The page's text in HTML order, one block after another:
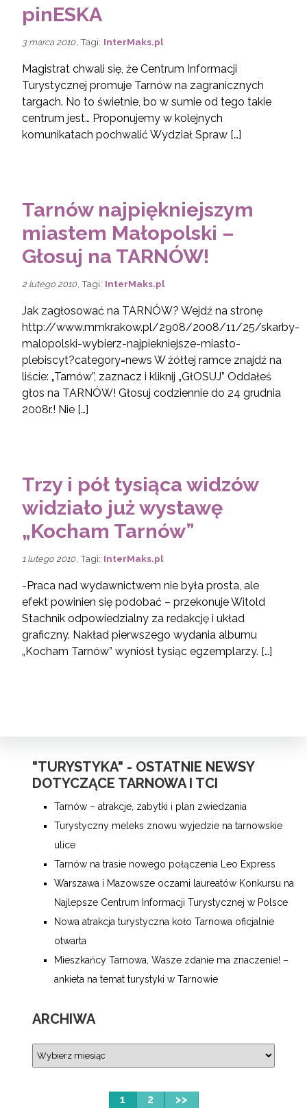
pinESKA
3 marca 2010 , Tagi: InterMaks.pl
Magistrat chwali się, że Centrum Informacji
Turystycznej promuje Tarnów na zagranicznych
targach. No to świetnie, bo w sumie od tego takie
centrum jest… Proponujemy w kolejnych
komunikatach pochwalić Wydział Spraw […]
Tarnów najpiękniejszym
miastem Małopolski –
Głosuj na TARNÓW!
2 lutego 2010, Tagi: InterMaks.pl
Jak zagłosować na TARNÓW? Wejdź na stronę
http://www.mmkrakow.pl/2908/2008/11/25/skarby-
malopolski-wybierz-najpiekniejsze-miasto-
plebiscyt?category=news W żółtej ramce znajdź na
liście: „Tarnów”, zaznacz i kliknij „GłOSUJ” Oddałeś
głos na TARNÓW! Głosuj codziennie do 24 grudnia
2008r.! Nie […]
Trzy i pół tysiąca widzów
widziało już wystawę
„Kocham Tarnów”
1 lutego 2010, Tagi: InterMaks.pl
-Praca nad wydawnictwem nie była prosta, ale
efekt powinien się podobać – przekonuje Witold
Stachnik odpowiedzialny za redakcję i układ
graficzny. Nakład pierwszego wydania albumu
„Kocham Tarnów” wyniósł tysiąc egzemplarzy. […]
"TURYSTYKA" - OSTATNIE NEWSY
DOTYCZĄCE TARNOWA I TCI
Tarnów – atrakcje, zabytki i plan zwiedzania
Turystyczny meleks znowu wyjedzie na tarnowskie
ulice
Tarnów na trasie nowego połączenia Leo Express
Warszawa i Mazowsze oczami laureatów Konkursu na
Najlepsze Centrum Informacji Turystycznej w Polsce
Nowa atrakcja turystyczna koło Tarnowa oficjalnie
otwarta
Mieszkańcy Tarnowa, Wasze zdanie ma znaczenie! –
ankieta na temat turystyki w Tarnowie
ARCHIWA
1 2 >>